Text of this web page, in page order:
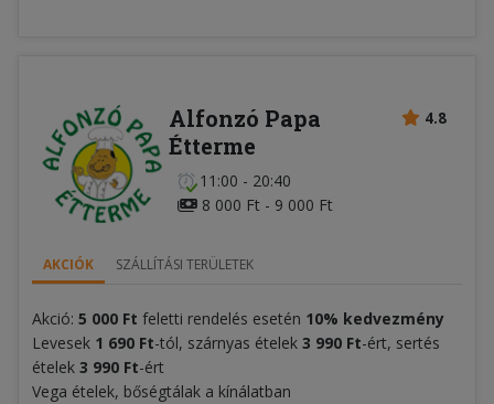
4.8
Alfonzó Papa
Étterme
11:00 - 20:40
8 000 Ft - 9 000 Ft
AKCIÓK SZÁLLÍTÁSI TERÜLETEK
Akció: 5 000 Ft feletti rendelés esetén 10% kedvezmény
Levesek 1 690 Ft-tól, szárnyas ételek 3 990 Ft-ért, sertés
ételek 3 990 Ft-ért
Vega ételek, bőségtálak a kínálatban